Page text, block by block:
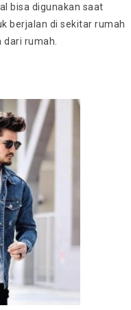
bisa digunakan saat
berjalan di sekitar rumah
rumah.